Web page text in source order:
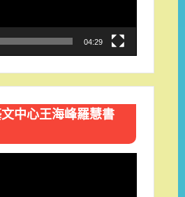
04:29
中心王海峰羅慧書